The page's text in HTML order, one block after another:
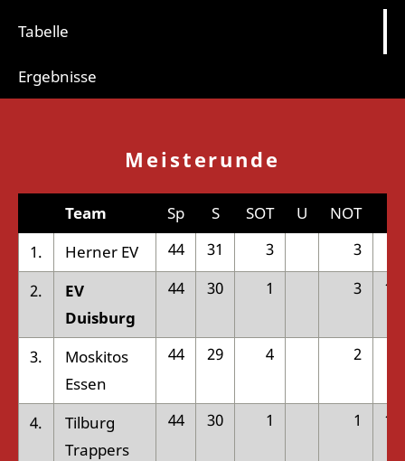
Tabelle
Ergebnisse
Meisterunde
Team Sp S SOT U NOT
1.
Herner EV 44 31 3 3
2.
EV
Duisburg
44 30 1 3 10
3.
Moskitos
Essen
44 29 4 2
4.
Tilburg
Trappers
44 30 1 1 12